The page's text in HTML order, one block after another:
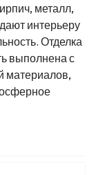
металл,
интерьеру
Отделка
выполнена с
материалов,